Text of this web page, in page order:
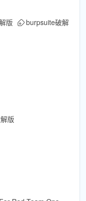
版
burpsuite破解
版